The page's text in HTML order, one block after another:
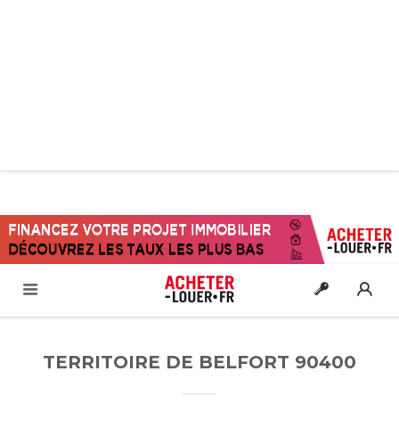
TERRITOIRE DE BELFORT 90400